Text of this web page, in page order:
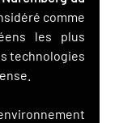
comme
les plus
technologies